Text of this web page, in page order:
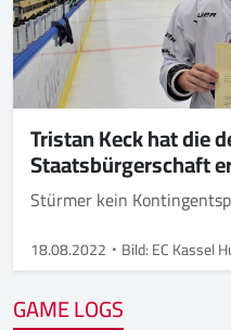
Tristan Keck hat die
Staatsbürgerschaft
Stürmer kein
18.08.2022 Bild: EC Kassel
GAME LOGS